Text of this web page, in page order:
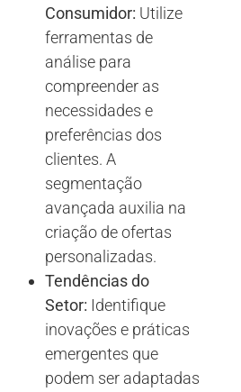
Consumidor: Utilize
ferramentas de
análise para
compreender as
necessidades e
preferências dos
clientes. A
segmentação
avançada auxilia na
criação de ofertas
personalizadas.
Tendências do
Setor: Identifique
inovações e práticas
emergentes que
podem ser adaptadas